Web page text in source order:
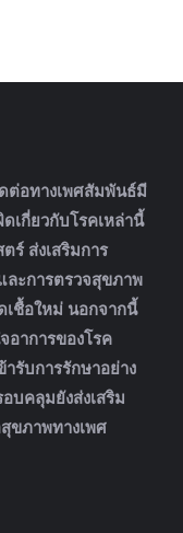
ต่อทางเพศสัมพันธ์มี
เกี่ยวกับโรคเหล่านี้
ร์ ส่งเสริมการ
ละการตรวจสุขภาพ
เชื้อใหม่ นอกจากนี้
อาการของโรค
รับการรักษาอย่าง
บคลุมยังส่งเสริม
ขภาพทางเพศ